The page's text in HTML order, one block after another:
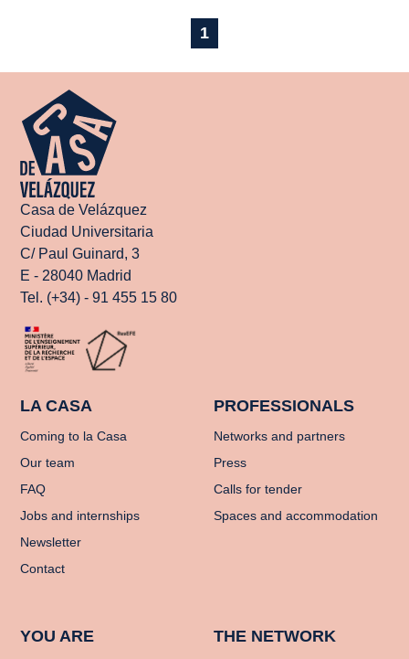
1
Casa de Velázquez
Ciudad Universitaria
C/ Paul Guinard, 3
E - 28040 Madrid
Tel. (+34) - 91 455 15 80
LA CASA
Coming to la Casa
Our team
FAQ
Jobs and internships
Newsletter
Contact
PROFESSIONALS
Networks and partners
Press
Calls for tender
Spaces and accommodation
YOU ARE THE NETWORK